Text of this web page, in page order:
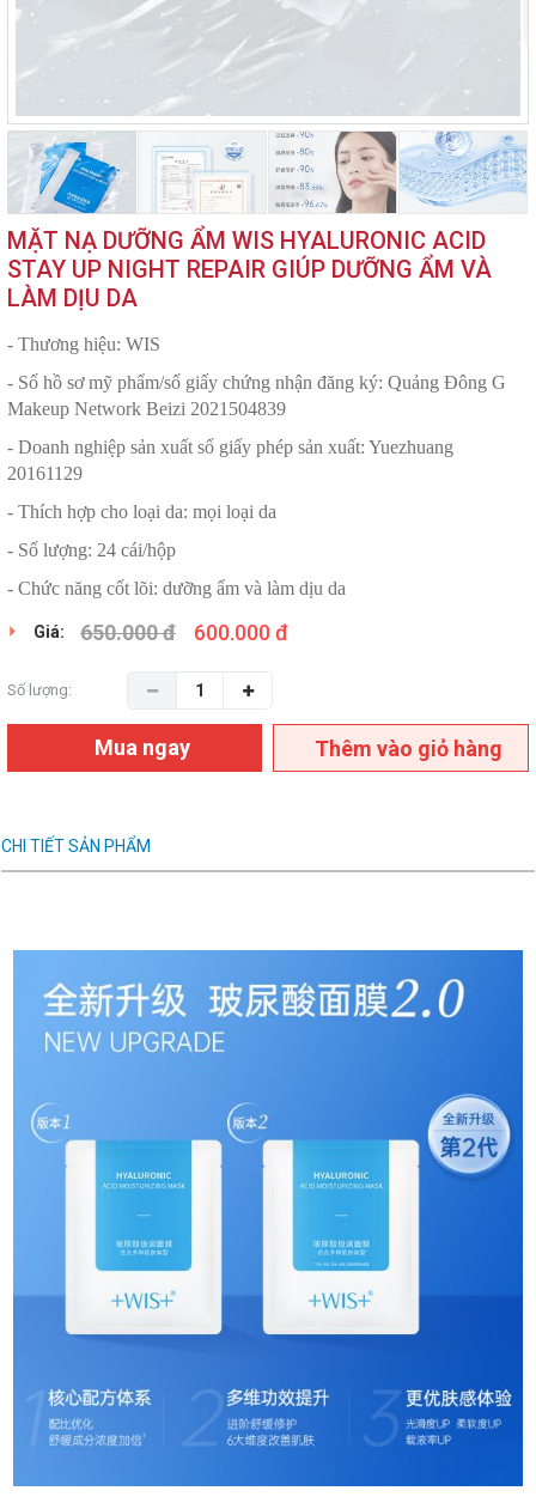
MẶT NẠ DƯỠNG ẨM WIS HYALURONIC ACID
STAY UP NIGHT REPAIR GIÚP DƯỠNG ẨM VÀ
LÀM DỊU DA
- Thương hiệu: WIS
- Số hồ sơ mỹ phẩm/số giấy chứng nhận đăng ký: Quảng Đông G
Makeup Network Beizi 2021504839
- Doanh nghiệp sản xuất số giấy phép sản xuất: Yuezhuang
20161129
- Thích hợp cho loại da: mọi loại da
- Số lượng: 24 cái/hộp
- Chức năng cốt lõi: dưỡng ẩm và làm dịu da
Giá: 650.000 đ 600.000 đ
Số lượng:
Mua ngay Thêm vào giỏ hàng
CHI TIẾT SẢN PHẨM